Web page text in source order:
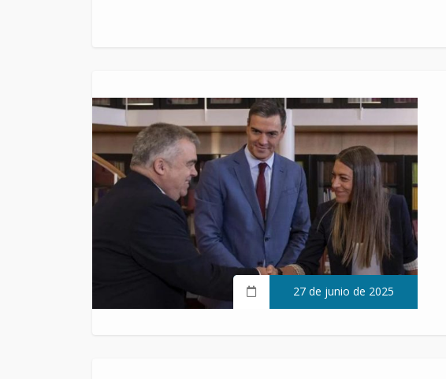
27 de junio de 2025